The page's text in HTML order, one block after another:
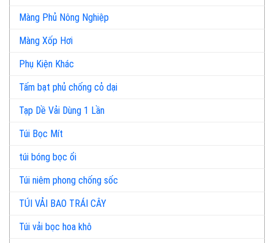
Màng Phủ Nông Nghiệp
Màng Xốp Hơi
Phụ Kiện Khác
Tấm bạt phủ chống cỏ dại
Tạp Dề Vải Dùng 1 Lần
Túi Bọc Mít
túi bóng bọc ổi
Túi niêm phong chống sốc
TÚI VẢI BAO TRÁI CÂY
Túi vải bọc hoa khô